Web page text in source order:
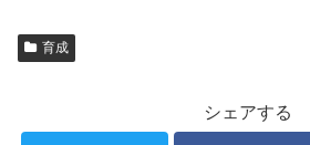
育成
シェアする